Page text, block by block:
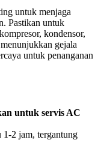
untuk menjaga
Pastikan untuk
kondensor,
gejala
untuk penanganan
untuk servis AC
2 jam, tergantung